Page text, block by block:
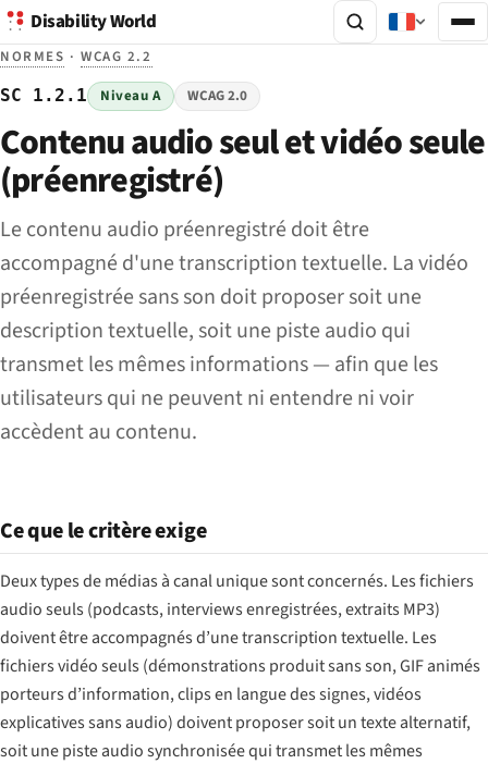
Disability World
NORMES ·WCAG 2.2
SC 1.2.1 Niveau A WCAG 2.0
Contenu audio seul et vidéo seule
(préenregistré)
Le contenu audio préenregistré doit être
accompagné d'une transcription textuelle. La vidéo
préenregistrée sans son doit proposer soit une
description textuelle, soit une piste audio qui
transmet les mêmes informations — afin que les
utilisateurs qui ne peuvent ni entendre ni voir
accèdent au contenu.
Ce que le critère exige
Deux types de médias à canal unique sont concernés. Les fichiers
audio seuls (podcasts, interviews enregistrées, extraits MP3)
doivent être accompagnés d’une transcription textuelle. Les
fichiers vidéo seuls (démonstrations produit sans son, GIF animés
porteurs d’information, clips en langue des signes, vidéos
explicatives sans audio) doivent proposer soit un texte alternatif,
soit une piste audio synchronisée qui transmet les mêmes